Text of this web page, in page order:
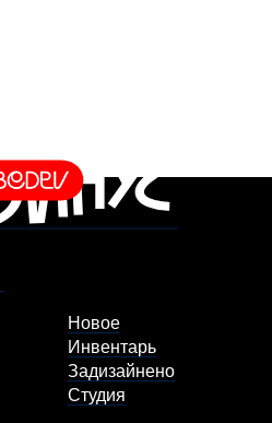
Новое
Инвентарь
Задизайнено
Студия